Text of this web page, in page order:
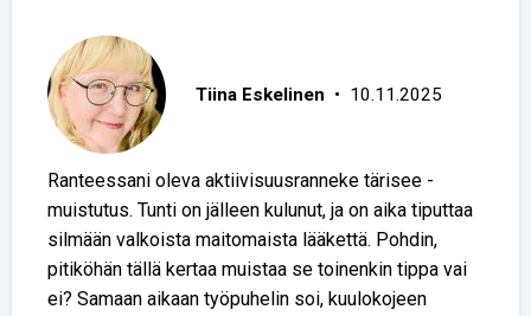
Tiina Eskelinen • 10.11.2025
Ranteessani oleva aktiivisuusranneke tärisee -
muistutus. Tunti on jälleen kulunut, ja on aika tiputtaa
silmään valkoista maitomaista lääkettä. Pohdin,
pitiköhän tällä kertaa muistaa se toinenkin tippa vai
ei? Samaan aikaan työpuhelin soi, kuulokojeen